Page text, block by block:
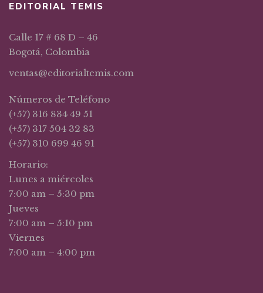
EDITORIAL TEMIS
Calle 17 # 68 D – 46
Bogotá, Colombia
ventas@editorialtemis.com
Números de Teléfono
(+57) 316 834 49 51
(+57) 317 504 32 83
(+57) 310 699 46 91
Horario:
Lunes a miércoles
7:00 am – 5:30 pm
Jueves
7:00 am – 5:10 pm
Viernes
7:00 am – 4:00 pm